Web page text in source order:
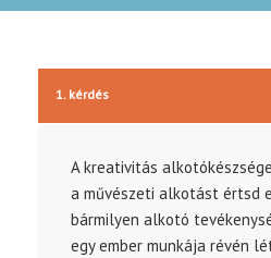
1. kérdés
A kreativitás
a művészeti alkotást értsd
bármilyen alkotó
egy ember munkája révén